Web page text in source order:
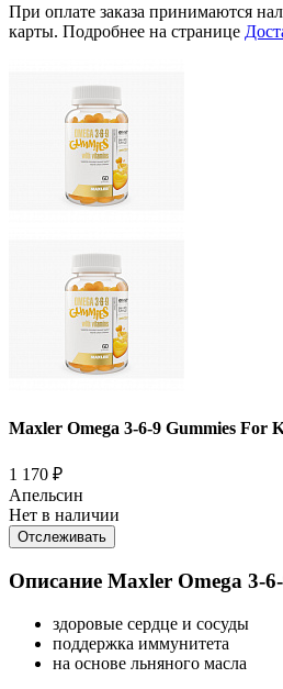
При оплате заказа принимаются
карты. Подробнее на странице
Maxler Omega 3-6-9 Gummies For
1 170 ₽
Апельсин
Нет в наличии
Отслеживать
Описание Maxler Omega 3-
здоровые сердце и сосуды
поддержка иммунитета
на основе льняного масла